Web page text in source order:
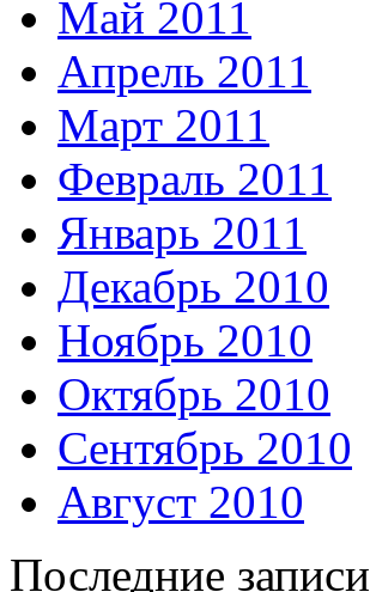
Май 2011
Апрель 2011
Март 2011
Февраль 2011
Январь 2011
Декабрь 2010
Ноябрь 2010
Октябрь 2010
Сентябрь 2010
Август 2010
Последние записи